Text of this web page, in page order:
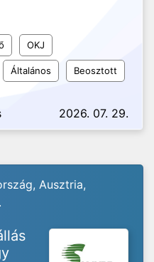
OKJ
Általános Beosztott
2026. 07. 29.
Ausztria,